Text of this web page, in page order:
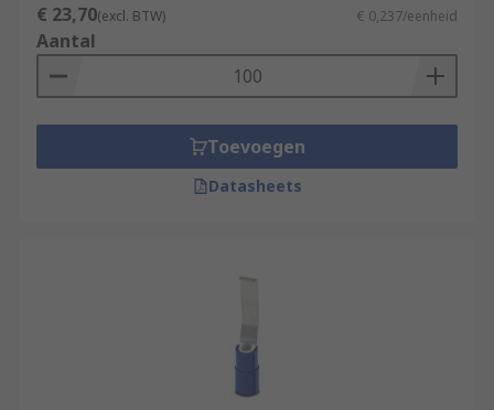
€ 23,70(excl. BTW) € 0,237/eenheid
Aantal
Toevoegen
Datasheets